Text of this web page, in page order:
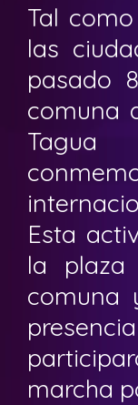
Tal
las
pasado
comuna
Esta
la
comuna
marcha